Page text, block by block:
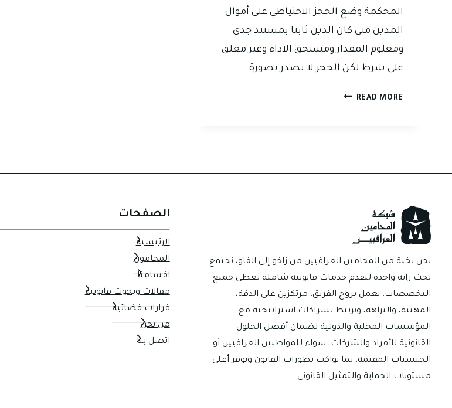
المحكمة وضع الحجز الاحتياطي على أموال
المدين متى كان الدين ثابتا بمستند جدي
ومعلوم المقدار ومستحق الاداء وغير معلق
على شرط لكن الحجز لا يصدر بصورة…
READ MORE الحجز
الدائن
ومتى
المحكمة؟
نحن نخبة من المحامين العراقيين من زاخو إلى الفاو، نجتمع
تحت راية واحدة لنقدم خدمات قانونية شاملة تغطي جميع
التخصصات. نعمل بروح الفريق، مرتكزين على الدقة،
المهنية، والنزاهة، ونرتبط بشراكات استراتيجية مع
المؤسسات المحلية والدولية لضمان أفضل الحلول
القانونية للأفراد والشركات، سواء للمواطنين العراقيين أو
الجنسيات المقيمة، بما يواكب تطورات القانون ويوفر أعلى
مستويات الحماية والتمثيل القانوني.
الصفحات
الرئيسية
المحامون
اقسامنا
مقالات وبحوث قانونية
قرارات قضائية
من نحن
اتصل بنا